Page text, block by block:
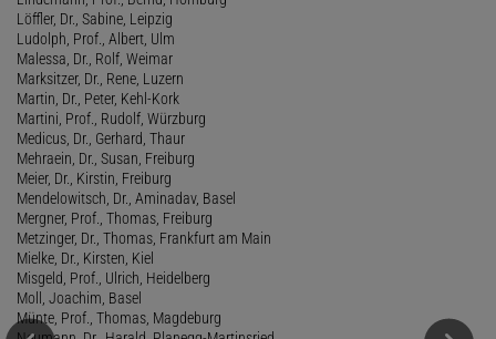
Löffler, Dr., Sabine, Leipzig
Ludolph, Prof., Albert, Ulm
Malessa, Dr., Rolf, Weimar
Marksitzer, Dr., Rene, Luzern
Martin, Dr., Peter, Kehl-Kork
Martini, Prof., Rudolf, Würzburg
Medicus, Dr., Gerhard, Thaur
Mehraein, Dr., Susan, Freiburg
Meier, Dr., Kirstin, Freiburg
Mendelowitsch, Dr., Aminadav, Basel
Mergner, Prof., Thomas, Freiburg
Metzinger, Dr., Thomas, Frankfurt am Main
Mielke, Dr., Kirsten, Kiel
Misgeld, Prof., Ulrich, Heidelberg
Moll, Joachim, Basel
Münte, Prof., Thomas, Magdeburg